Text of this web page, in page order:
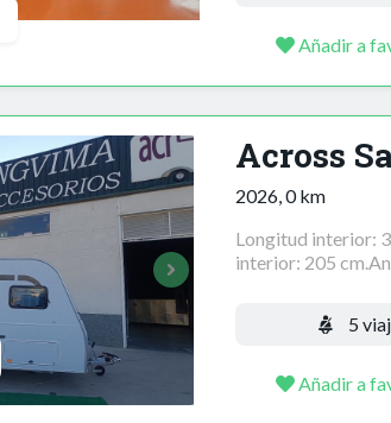
Añadir a
Across
2026, 0 km
Longitud interior:
interior: 205
5
Añadir a